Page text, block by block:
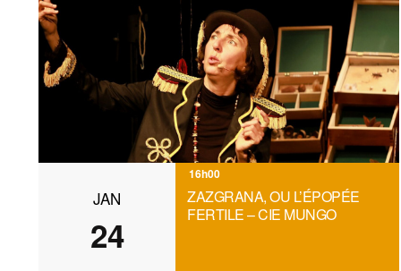
JAN
24
16h00
ZAZGRANA, OU L’ÉPOPÉE
FERTILE – CIE MUNGO